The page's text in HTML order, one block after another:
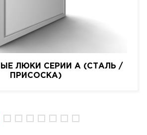
ЛЮКИ СЕРИИ A (СТАЛЬ /
ПРИСОСКА)